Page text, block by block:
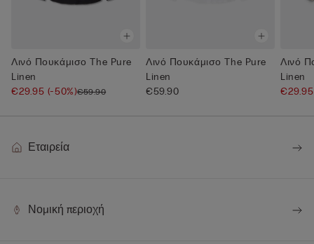
Λινό Πουκάμισο The Pure
Linen
€29.95 (-50%)€59.90
Λινό Πουκάμισο The Pure
Linen
€59.90
Λινό
Linen
Εταιρεία
Νομική περιοχή